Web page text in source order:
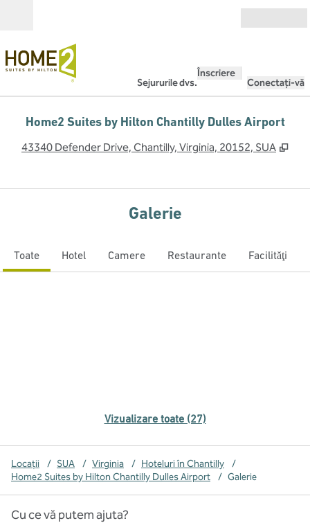
Sejururile dvs.
Înscriere
Conectați-vă
Home2 Suites by Hilton Chantilly Dulles Airport
43340 Defender Drive, Chantilly, Virginia, 20152, SUA ,
Galerie
Toate Hotel Camere Restaurante Facilităţi
Vizualizare toate (27)
Locații / SUA / Virginia / Hoteluri în Chantilly
/
Home2 Suites by Hilton Chantilly Dulles Airport
/ Galerie
Cu ce vă putem ajuta?